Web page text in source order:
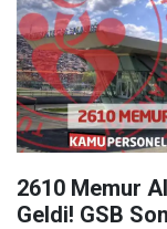
2610 Memur
Geldi! GSB